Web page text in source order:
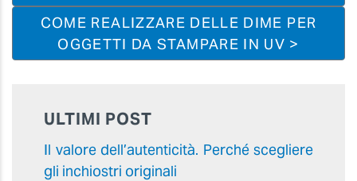
COME REALIZZARE DELLE DIME PER
OGGETTI DA STAMPARE IN UV >
ULTIMI POST
Il valore dell’autenticità. Perché scegliere
gli inchiostri originali